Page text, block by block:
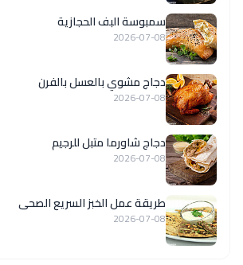
سمبوسة البف الحجازية
2026-07-08
دجاج مشوي بالعسل بالفرن
2026-07-08
دجاج شاورما متبل للرجيم
2026-07-08
طريقة عمل الخبز السريع الصحى
2026-07-08